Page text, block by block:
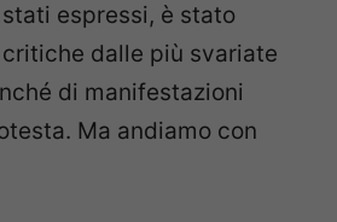
espressi, è stato
dalle più svariate
di manifestazioni
Ma andiamo con